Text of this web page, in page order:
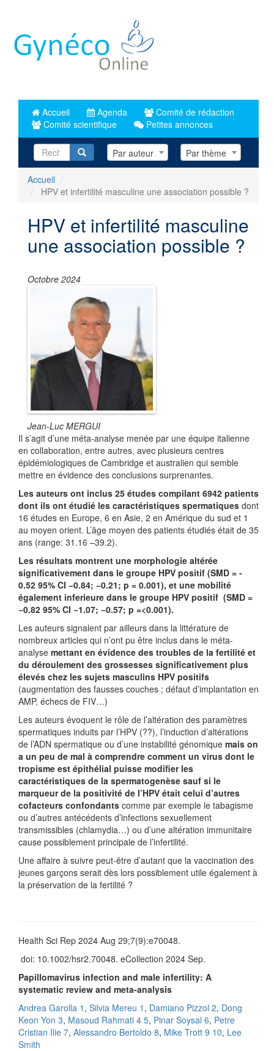
principal
Accueil Agenda
Comité de rédaction
Comité scientifique
Petites annonces
RecherchePar auteur Par thème
Accueil
HPV et infertilité masculine une association possible ?
HPV et infertilité masculine
une association possible ?
Octobre 2024
Jean-Luc MERGUI
Il s’agit d’une méta-analyse menée par une équipe italienne
en collaboration, entre autres, avec plusieurs centres
épidémiologiques de Cambridge et australien qui semble
mettre en évidence des conclusions surprenantes.
Les auteurs ont inclus 25 études compilant 6942 patients
dont ils ont étudié les caractéristiques spermatiques dont
16 études en Europe, 6 en Asie, 2 en Amérique du sud et 1
au moyen orient. L’âge moyen des patients étudiés était de 35
ans (range: 31.16 –39.2).
Les résultats montrent une morphologie altérée
significativement dans le groupe HPV positif (SMD = ‐
0.52 95% CI −0.84; −0.21; p = 0.001), et une mobilité
également inferieure dans le groupe HPV positif (SMD =
−0.82 95% CI −1.07; −0.57; p =<0.001).
Les auteurs signalent par ailleurs dans la littérature de
nombreux articles qui n’ont pu être inclus dans le méta-
analyse mettant en évidence des troubles de la fertilité et
du déroulement des grossesses significativement plus
élevés chez les sujets masculins HPV positifs
(augmentation des fausses couches ; défaut d’implantation en
AMP, échecs de FIV…)
Les auteurs évoquent le rôle de l’altération des paramètres
spermatiques induits par l’HPV (??), l’induction d’altérations
de l’ADN spermatique ou d’une instabilité génomique mais on
a un peu de mal à comprendre comment un virus dont le
tropisme est épithélial puisse modifier les
caractéristiques de la spermatogenèse sauf si le
marqueur de la positivité de l’HPV était celui d’autres
cofacteurs confondants comme par exemple le tabagisme
ou d’autres antécédents d’infections sexuellement
transmissibles (chlamydia…) ou d’une altération immunitaire
cause possiblement principale de l’infertilité.
Une affaire à suivre peut-être d’autant que la vaccination des
jeunes garçons serait dès lors possiblement utile également à
la préservation de la fertilité ?
Health Sci Rep 2024 Aug 29;7(9):e70048.
doi: 10.1002/hsr2.70048. eCollection 2024 Sep.
Papillomavirus infection and male infertility: A
systematic review and meta-analysis
Andrea Garolla 1 , Silvia Mereu 1 , Damiano Pizzol 2, Dong
Keon Yon 3, Masoud Rahmati 4 5, Pinar Soysal 6, Petre
Cristian Ilie 7, Alessandro Bertoldo 8, Mike Trott 9 10, Lee
Smith